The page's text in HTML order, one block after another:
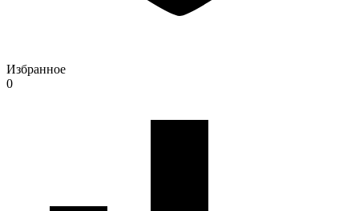
Избранное
0